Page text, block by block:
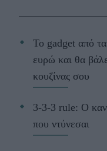
Το gadget από
ευρώ και θα
κουζίνας σου
3-3-3 rule: Ο
που ντύνεσαι